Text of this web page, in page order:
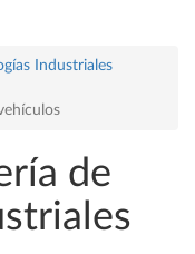
Industriales
de